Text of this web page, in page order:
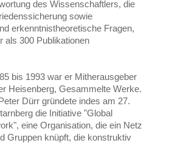
des Wissenschaftlers, die
sowie
erkenntnistheoretische Fragen,
als 300 Publikationen
bis 1993 war er Mitherausgeber
Heisenberg, Gesammelte Werke.
Dürr gründete indes am 27.
die Initiative "Global
eine Organisation, die ein Netz
Gruppen knüpft, die konstruktiv